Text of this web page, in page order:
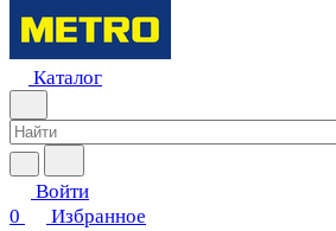
Каталог
Войти
0
Избранное